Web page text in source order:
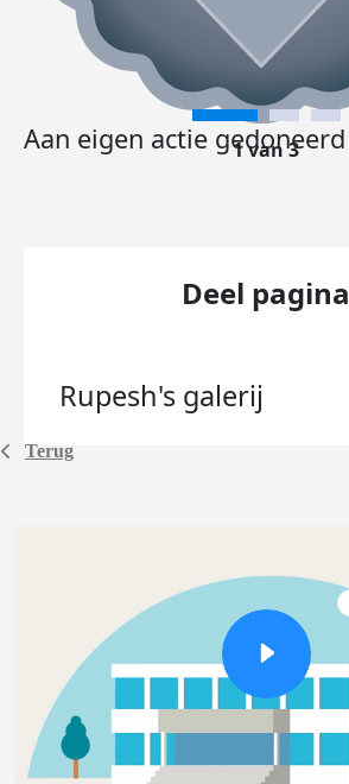
Terug
Aan eigen actie gedoneerd
1 van 3
Deel pagina
Rupesh's galerij